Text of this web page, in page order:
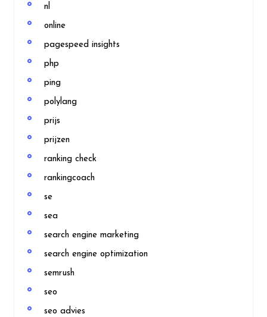
nl
online
pagespeed insights
php
ping
polylang
prijs
prijzen
ranking check
rankingcoach
se
sea
search engine marketing
search engine optimization
semrush
seo
seo advies